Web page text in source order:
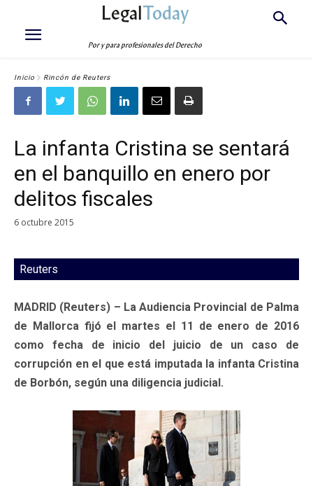
LegalToday
Por y para profesionales del Derecho
Inicio Rincón de Reuters
La infanta Cristina se sentará
en el banquillo en enero por
delitos fiscales
6 octubre 2015
Reuters
MADRID (Reuters) – La Audiencia Provincial de Palma
de Mallorca fijó el martes el 11 de enero de 2016
como fecha de inicio del juicio de un caso de
corrupción en el que está imputada la infanta Cristina
de Borbón, según una diligencia judicial.